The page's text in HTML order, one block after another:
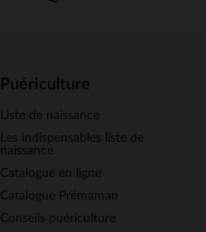
Puériculture
Liste de naissance
Les indispensables liste de
naissance
Catalogue en ligne
Catalogue Prémaman
Conseils puériculture